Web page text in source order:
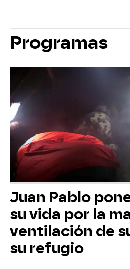
Programas
Juan Pablo
su vida por la
ventilación de
su refugio